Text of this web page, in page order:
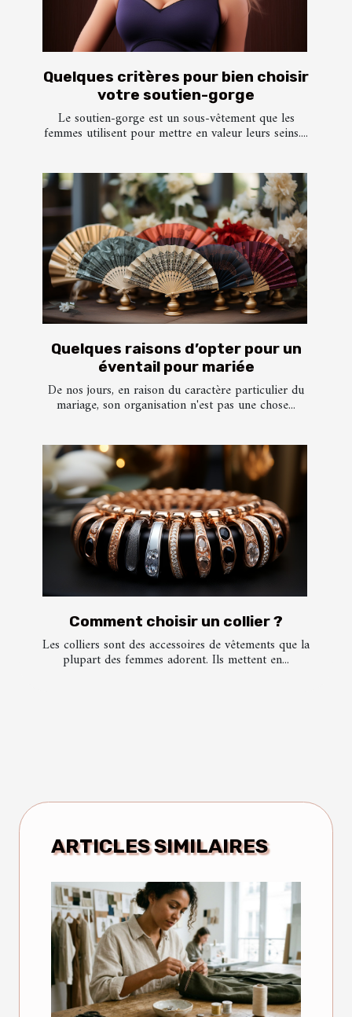
Quelques critères pour bien choisir
votre soutien-gorge
Le soutien-gorge est un sous-vêtement que les
femmes utilisent pour mettre en valeur leurs seins....
Quelques raisons d’opter pour un
éventail pour mariée
De nos jours, en raison du caractère particulier du
mariage, son organisation n'est pas une chose...
Comment choisir un collier ?
Les colliers sont des accessoires de vêtements que la
plupart des femmes adorent. Ils mettent en...
ARTICLES SIMILAIRES